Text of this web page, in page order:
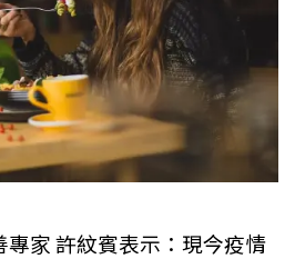
家 許紋賓表示：現今疫情